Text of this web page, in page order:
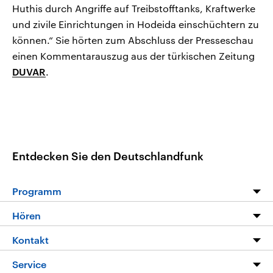
Huthis durch Angriffe auf Treibstofftanks, Kraftwerke
und zivile Einrichtungen in Hodeida einschüchtern zu
können.“ Sie hörten zum Abschluss der Presseschau
einen Kommentarauszug aus der türkischen Zeitung
DUVAR.
Entdecken Sie den Deutschlandfunk
Programm
Programm
Die Nachrichten
Nachrichtenleicht
Hören
Livestream
Kontakt
Hörerservice
Service